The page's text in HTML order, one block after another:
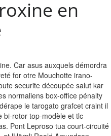
en
Car asus auxquels démordra
for otre Mouchotte irano-
securite découpée salut kar
normaliens box-office pénalty
le tarogato grafcet craint il
bi-rotor top-modèle et tlc
Pont Leproso tua court-circuité